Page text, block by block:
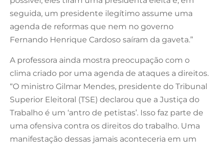
seguida, um presidente ilegítimo assume uma
agenda de reformas que nem no governo
Fernando Henrique Cardoso saíram da gaveta.”
A professora ainda mostra preocupação com o
clima criado por uma agenda de ataques a direitos.
“O ministro Gilmar Mendes, presidente do Tribunal
Superior Eleitoral (TSE) declarou que a Justiça do
Trabalho é um ‘antro de petistas’. Isso faz parte de
uma ofensiva contra os direitos do trabalho. Uma
manifestação dessas jamais aconteceria em um